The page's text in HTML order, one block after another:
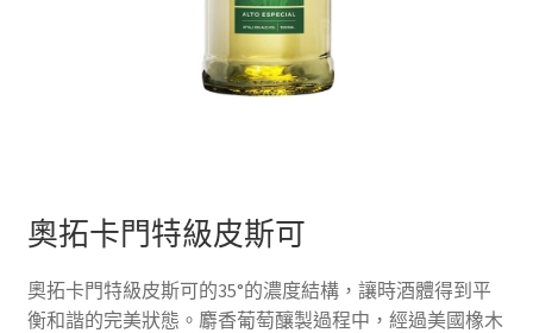
奧拓卡門特級皮斯可
奧拓卡門特級皮斯可的35°的濃度結構，讓時酒體得到平
衡和諧的完美狀態。麝香葡萄釀製過程中，經過美國橡木